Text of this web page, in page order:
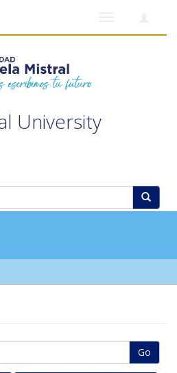
University
Go